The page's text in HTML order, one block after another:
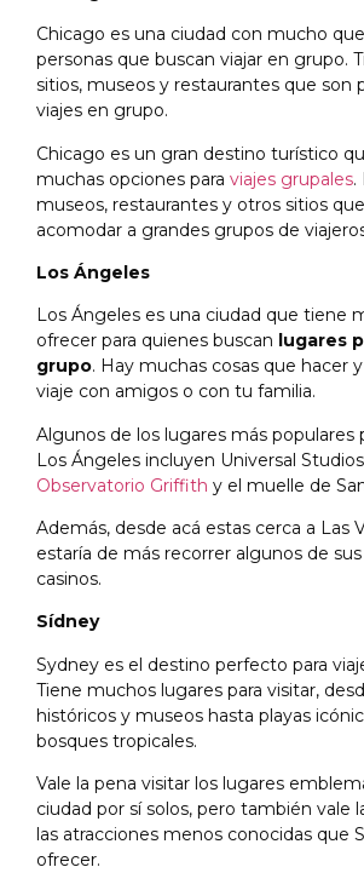
Chicago es una ciudad con mucho
personas que buscan viajar en grupo.
sitios, museos y restaurantes que son
viajes en grupo.
Chicago es un gran destino turístico
muchas opciones para viajes grupales.
museos, restaurantes y otros sitios
acomodar a grandes grupos de
Los Ángeles
Los Ángeles es una ciudad que tiene
ofrecer para quienes buscan lugares
grupo. Hay muchas cosas que hacer
viaje con amigos o con tu familia.
Algunos de los lugares más populares
Los Ángeles incluyen Universal
Observatorio Griffith y el muelle de
Además, desde acá estas cerca a Las
estaría de más recorrer algunos de
casinos.
Sídney
Sydney es el destino perfecto para
Tiene muchos lugares para visitar,
históricos y museos hasta playas
bosques tropicales.
Vale la pena visitar los lugares
ciudad por sí solos, pero también vale
las atracciones menos conocidas que
ofrecer.